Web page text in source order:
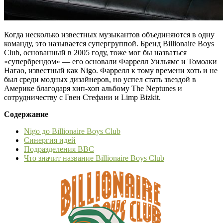
Когда несколько известных музыкантов объединяются в одну
команду, это называется супергруппой. Бренд Billionaire Boys
Club, основанный в 2005 году, тоже мог бы назваться
«супербрендом» — его основали Фаррелл Уильямс и Томоаки
Нагао, известный как Nigo. Фаррелл к тому времени хоть и не
был среди модных дизайнеров, но успел стать звездой в
Америке благодаря хип-хоп альбому The Neptunes и
сотрудничеству с Гвен Стефани и Limp Bizkit.
Содержание
Nigo до Billionaire Boys Club
Синергия идей
Подразделения BBC
Что значит название Billionaire Boys Club